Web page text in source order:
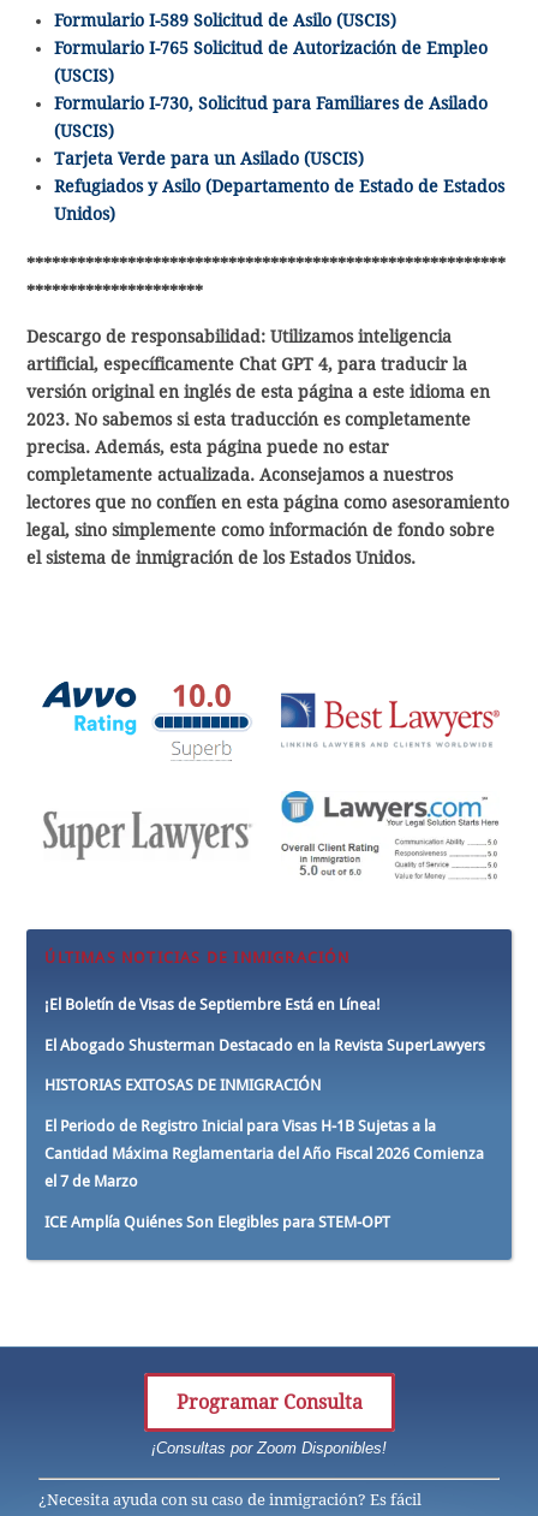
Formulario I-589 Solicitud de Asilo (USCIS)
Formulario I-765 Solicitud de Autorización de Empleo
(USCIS)
Formulario I-730, Solicitud para Familiares de Asilado
(USCIS)
Tarjeta Verde para un Asilado (USCIS)
Refugiados y Asilo (Departamento de Estado de Estados
Unidos)
*********************************************************
*********************
Descargo de responsabilidad: Utilizamos inteligencia
artificial, específicamente Chat GPT 4, para traducir la
versión original en inglés de esta página a este idioma en
2023. No sabemos si esta traducción es completamente
precisa. Además, esta página puede no estar
completamente actualizada. Aconsejamos a nuestros
lectores que no confíen en esta página como asesoramiento
legal, sino simplemente como información de fondo sobre
el sistema de inmigración de los Estados Unidos.
ÚLTIMAS NOTICIAS DE INMIGRACIÓN
¡El Boletín de Visas de Septiembre Está en Línea!
El Abogado Shusterman Destacado en la Revista SuperLawyers
HISTORIAS EXITOSAS DE INMIGRACIÓN
El Periodo de Registro Inicial para Visas H-1B Sujetas a la
Cantidad Máxima Reglamentaria del Año Fiscal 2026 Comienza
el 7 de Marzo
ICE Amplía Quiénes Son Elegibles para STEM-OPT
Programar Consulta
¡Consultas por Zoom Disponibles!
¿Necesita ayuda con su caso de inmigración? Es fácil